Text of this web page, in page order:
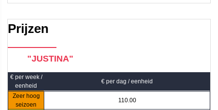
Prijzen
"JUSTINA"
€ per week /
eenheid
€ per dag / eenheid
Zeer hoog
seizoen
110.00